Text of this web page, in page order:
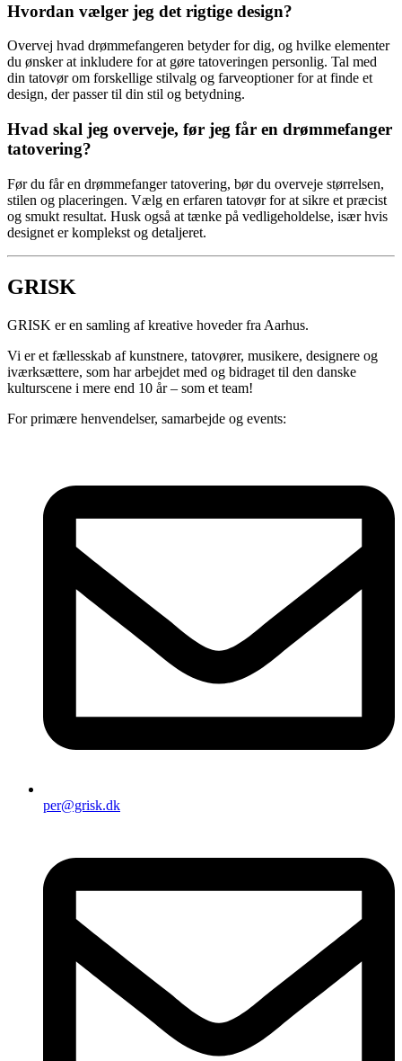
Hvordan vælger jeg det rigtige design?
Overvej hvad drømmefangeren betyder for dig, og hvilke elementer
du ønsker at inkludere for at gøre tatoveringen personlig. Tal med
din tatovør om forskellige stilvalg og farveoptioner for at finde et
design, der passer til din stil og betydning.
Hvad skal jeg overveje, før jeg får en drømmefanger
tatovering?
Før du får en drømmefanger tatovering, bør du overveje størrelsen,
stilen og placeringen. Vælg en erfaren tatovør for at sikre et præcist
og smukt resultat. Husk også at tænke på vedligeholdelse, især hvis
designet er komplekst og detaljeret.
GRISK
GRISK er en samling af kreative hoveder fra Aarhus.
Vi er et fællesskab af kunstnere, tatovører, musikere, designere og
iværksættere, som har arbejdet med og bidraget til den danske
kulturscene i mere end 10 år – som et team!
For primære henvendelser, samarbejde og events:
per@grisk.dk